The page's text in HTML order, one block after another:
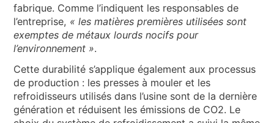
fabrique. Comme l’indiquent les responsables de
l’entreprise, « les matières premières utilisées sont
exemptes de métaux lourds nocifs pour
l’environnement ».
Cette durabilité s’applique également aux processus
de production : les presses à mouler et les
refroidisseurs utilisés dans l’usine sont de la dernière
génération et réduisent les émissions de CO2. Le